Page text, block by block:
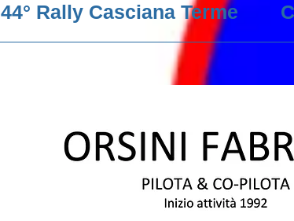
44° Rally Casciana Terme